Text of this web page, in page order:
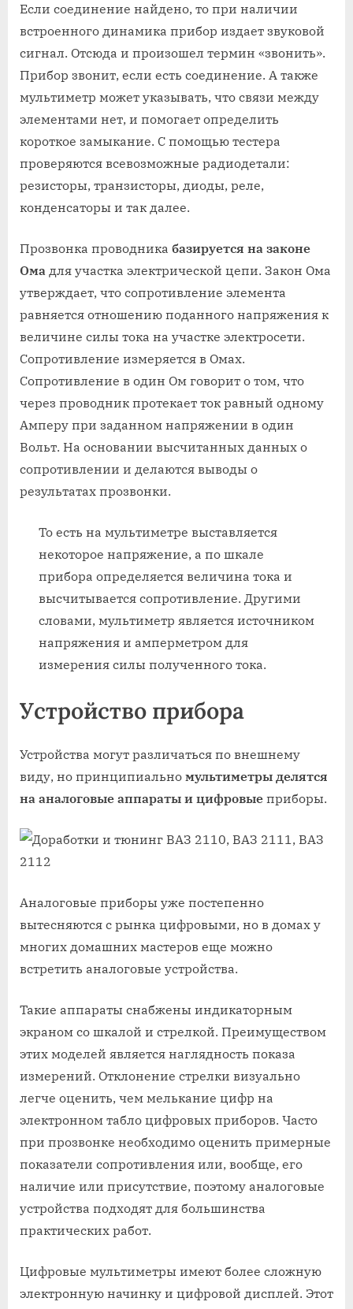
Если соединение найдено, то при наличии
встроенного динамика прибор издает звуковой
сигнал. Отсюда и произошел термин «звонить».
Прибор звонит, если есть соединение. А также
мультиметр может указывать, что связи между
элементами нет, и помогает определить
короткое замыкание. С помощью тестера
проверяются всевозможные радиодетали:
резисторы, транзисторы, диоды, реле,
конденсаторы и так далее.
Прозвонка проводника базируется на законе
Ома для участка электрической цепи. Закон Ома
утверждает, что сопротивление элемента
равняется отношению поданного напряжения к
величине силы тока на участке электросети.
Сопротивление измеряется в Омах.
Сопротивление в один Ом говорит о том, что
через проводник протекает ток равный одному
Амперу при заданном напряжении в один
Вольт. На основании высчитанных данных о
сопротивлении и делаются выводы о
результатах прозвонки.
То есть на мультиметре выставляется
некоторое напряжение, а по шкале
прибора определяется величина тока и
высчитывается сопротивление. Другими
словами, мультиметр является источником
напряжения и амперметром для
измерения силы полученного тока.
Устройство прибора
Устройства могут различаться по внешнему
виду, но принципиально мультиметры делятся
на аналоговые аппараты и цифровые приборы.
Аналоговые приборы уже постепенно
вытесняются с рынка цифровыми, но в домах у
многих домашних мастеров еще можно
встретить аналоговые устройства.
Такие аппараты снабжены индикаторным
экраном со шкалой и стрелкой. Преимуществом
этих моделей является наглядность показа
измерений. Отклонение стрелки визуально
легче оценить, чем мелькание цифр на
электронном табло цифровых приборов. Часто
при прозвонке необходимо оценить примерные
показатели сопротивления или, вообще, его
наличие или присутствие, поэтому аналоговые
устройства подходят для большинства
практических работ.
Цифровые мультиметры имеют более сложную
электронную начинку и цифровой дисплей. Этот